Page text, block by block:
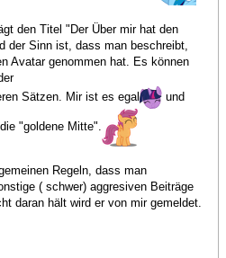
den Titel "Der Über mir hat den
der Sinn ist, dass man beschreibt,
Avatar genommen hat. Es können
Sätzen. Mir ist es egal
und
"goldene Mitte".
Regeln, dass man
( schwer) aggresiven Beiträge
daran hält wird er von mir gemeldet.